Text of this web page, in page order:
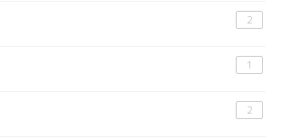
2
1
2